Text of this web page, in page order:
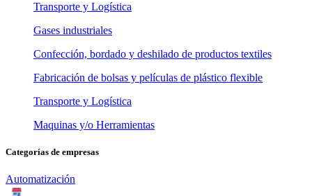
Transporte y Logística
Gases industriales
Confección, bordado y deshilado de productos textiles
Fabricación de bolsas y películas de plástico flexible
Transporte y Logística
Maquinas y/o Herramientas
Categorías de empresas
Automatización